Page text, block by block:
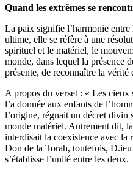
Quand les extrêmes se
La paix signifie l’harmonie entre
ultime, elle se réfère à une
spirituel et le matériel, le
monde, dans lequel la présence
présente, de reconnaître la vérité
A propos du verset : « Les
l’a donnée aux enfants de
l’origine, régnait un décret divin
monde matériel. Autrement dit,
interdisait la coexistence avec
Don de la Torah, toutefois,
s’établisse l’unité entre les deux.